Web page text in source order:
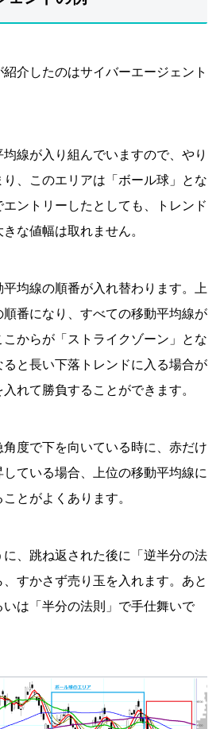
介したのはサイバーエージェント
線が入り組んでいますので、やり
、このエリアは「ボール球」とな
ントリーしたとしても、トレンド
な値幅は取れません。
平均線の順番が入れ替わります。上
番になり、すべての移動平均線が
こからが「ストライクゾーン」とな
ると長い下落トレンドに入る場合が
れて勝負することができます。
度で下を向いている時に、赤だけ
ている場合、上位の移動平均線に
とがよくあります。
、跳ね返された後に「逆半分の法
すかさず売り玉を入れます。あと
は「半分の法則」で手仕舞いで